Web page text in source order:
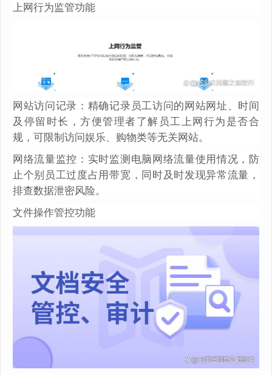
上网行为监管功能
网站访问记录：精确记录员工访问的网站网址、时间
及停留时长，方便管理者了解员工上网行为是否合
规，可限制访问娱乐、购物类等无关网站。
网络流量监控：实时监测电脑网络流量使用情况，防
止个别员工过度占用带宽，同时及时发现异常流量，
排查数据泄密风险。
文件操作管控功能